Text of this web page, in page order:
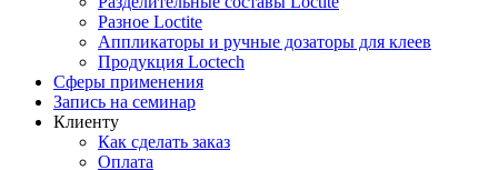
Разное Loctite
Аппликаторы и ручные дозаторы для клеев
Продукция Loctech
Сферы применения
Запись на семинар
Клиенту
Как сделать заказ
Оплата